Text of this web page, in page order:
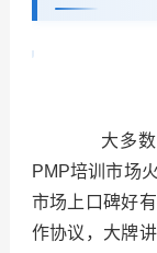
大多
PMP培训市场
市场上口碑好
作协议，大牌